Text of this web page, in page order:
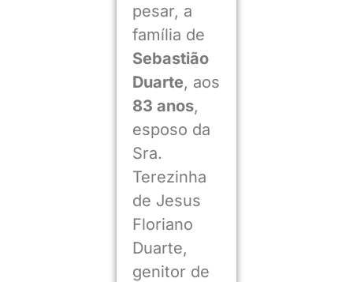
pesar, a
família de
Sebastião
Duarte, aos
83 anos,
esposo da
Sra.
Terezinha
de Jesus
Floriano
Duarte,
genitor de